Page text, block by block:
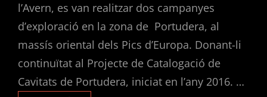
l’Avern, es van realitzar dos campanyes
d’exploració en la zona de Portudera, al
massís oriental dels Pics d’Europa. Donant-li
continuïtat al Projecte de Catalogació de
Cavitats de Portudera, iniciat en l’any 2016. …